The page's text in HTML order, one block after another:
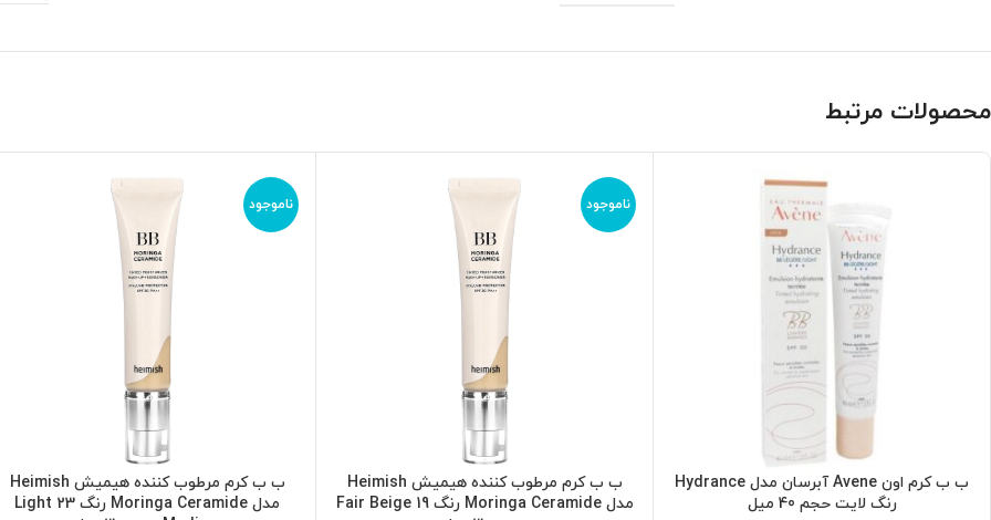
محصولات مرتبط
افزودن به سبد خرید
ب ب کرم اون Avene آبرسان مدل Hydrance
رنگ لایت حجم 40 میل
ناموجود
اطلاعات بیشتر
ب ب کرم مرطوب کننده هیمیش Heimish
مدل Moringa Ceramide رنگ 19 Fair Beige
ناموجود
اطلاعات بیشتر
ب ب کرم مرطوب کننده هیمیش Heimish
مدل Moringa Ceramide رنگ 23 Light